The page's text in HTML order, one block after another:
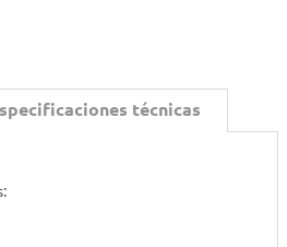
técnicas